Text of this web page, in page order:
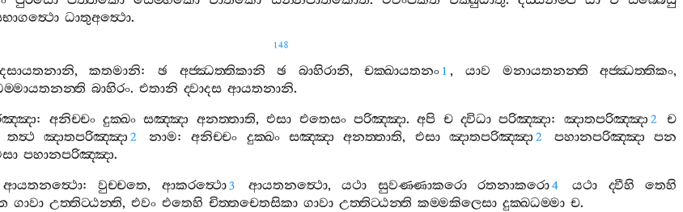
ධාතුඅත්‍ථො.
148
,කතමානි: ඡ අජ‍්ඣත‍්තිකානි ඡ බාහිරානි,චක‍්ඛායතනං 1 , යාව මනායතනන‍්ති අජ‍්ඣත‍්තිකං,
බාහිරං. එතානි ද‍්වාදස ආයතනානි.
: අනිච‍්චං දුක‍්ඛං සඤ‍්ඤා අනත‍්තාති,එසා එතෙසං පරිඤ‍්ඤා.අපි ච ද‍්විධා පරිඤ‍්ඤා: ඤාතපරිඤ‍්ඤා 2
ච
තත්‍ථ ඤාතපරිඤ‍්ඤා 2 නාම:අනිච‍්චං දුක‍්ඛං සඤ‍්ඤා අනත‍්තාති, එසා ඤාතපරිඤ‍්ඤා 2 පහානපරිඤ‍්ඤා
පන
පහානපරිඤ‍්ඤා.
ආයතනත්‍ථො:වුච‍්චතෙ, ආකරත්‍ථො3 ආයතනත්‍ථො,යථා සුවණ‍්ණාකරො රතනාකරො4 යථා ද‍්වීහි
තෙහි
ගාවා උත‍්තිට‍්ඨන‍්ති, එවං එතෙහි චිත‍්තචෙතසිකා ගාවා උත‍්තිට‍්ඨන‍්ති කම‍්මකිලෙසා දුක‍්ඛධම‍්මා ච.